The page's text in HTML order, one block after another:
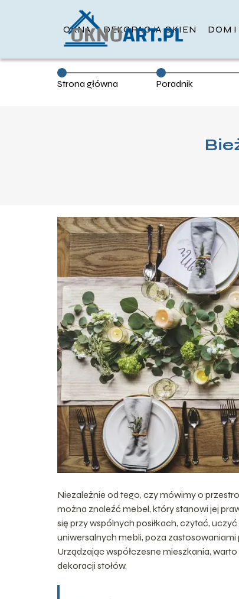
OKNA DEKORACJA OKIEN DOM I
Strona główna Poradnik
Niezależnie od tego, czy mówimy o
można znaleźć mebel, który stanowi jej
się przy wspólnych posiłkach, czytać,
uniwersalnych mebli, poza
Urządzając współczesne mieszkania,
dekoracji stołów.